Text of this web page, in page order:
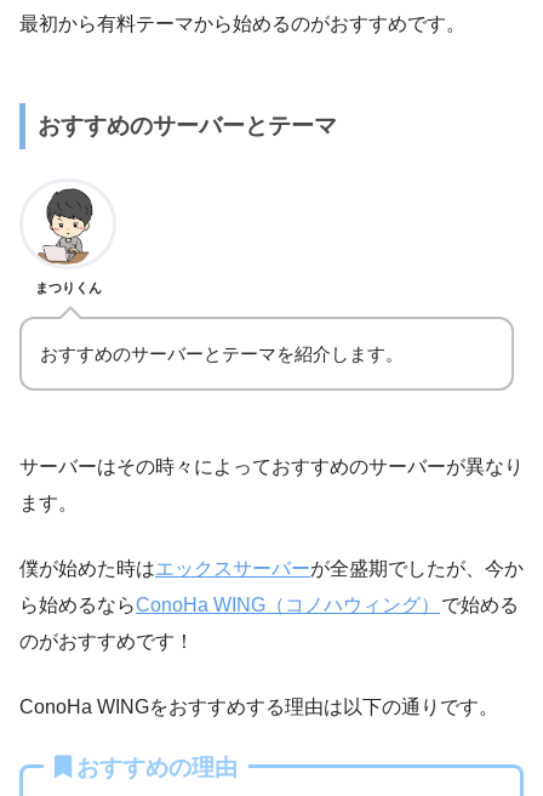
最初から有料テーマから始めるのがおすすめです。
おすすめのサーバーとテーマ
まつりくん
おすすめのサーバーとテーマを紹介します。
サーバーはその時々によっておすすめのサーバーが異なり
ます。
僕が始めた時はエックスサーバーが全盛期でしたが、今か
ら始めるならConoHa WING（コノハウィング）
で始める
のがおすすめです！
ConoHa WINGをおすすめする理由は以下の通りです。
おすすめの理由